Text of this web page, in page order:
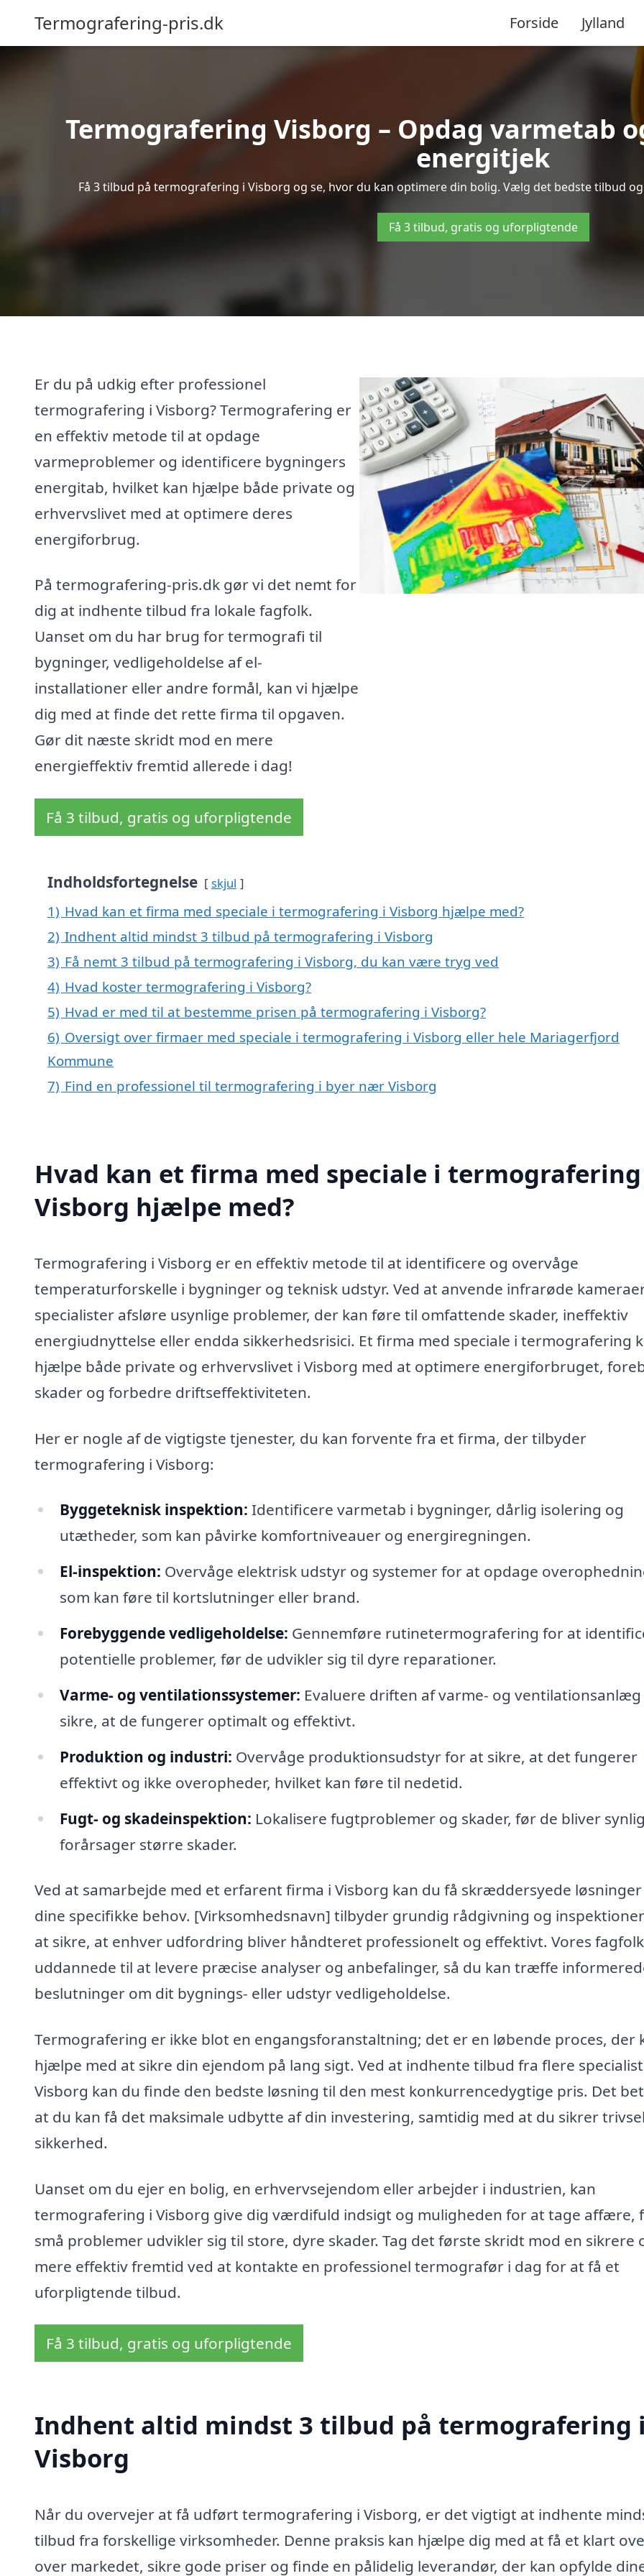
Termografering-pris.dk Forside Jylland
Termografering Visborg – Opdag varmetab
energitjek
Få 3 tilbud på termografering i Visborg og se, hvor du kan optimere din bolig. Vælg det bedste tilbud
Få 3 tilbud, gratis og uforpligtende
Er du på udkig efter professionel
termografering i Visborg? Termografering er
en effektiv metode til at opdage
varmeproblemer og identificere bygningers
energitab, hvilket kan hjælpe både private og
erhvervslivet med at optimere deres
energiforbrug.
På termografering-pris.dk gør vi det nemt for
dig at indhente tilbud fra lokale fagfolk.
Uanset om du har brug for termografi til
bygninger, vedligeholdelse af el-
installationer eller andre formål, kan vi hjælpe
dig med at finde det rette firma til opgaven.
Gør dit næste skridt mod en mere
energieffektiv fremtid allerede i dag!
Få 3 tilbud, gratis og uforpligtende
Indholdsfortegnelse skjul
1) Hvad kan et firma med speciale i termografering i Visborg hjælpe med?
2) Indhent altid mindst 3 tilbud på termografering i Visborg
3) Få nemt 3 tilbud på termografering i Visborg, du kan være tryg ved
4) Hvad koster termografering i Visborg?
5) Hvad er med til at bestemme prisen på termografering i Visborg?
6) Oversigt over firmaer med speciale i termografering i Visborg eller hele Mariagerfjord
Kommune
7) Find en professionel til termografering i byer nær Visborg
Hvad kan et firma med speciale i
Visborg hjælpe med?
Termografering i Visborg er en effektiv metode til at identificere og overvåge
temperaturforskelle i bygninger og teknisk udstyr. Ved at anvende infrarøde
specialister afsløre usynlige problemer, der kan føre til omfattende skader, ineffektiv
energiudnyttelse eller endda sikkerhedsrisici. Et firma med speciale i termografering
hjælpe både private og erhvervslivet i Visborg med at optimere energiforbruget,
skader og forbedre driftseffektiviteten.
Her er nogle af de vigtigste tjenester, du kan forvente fra et firma, der tilbyder
termografering i Visborg:
Byggeteknisk inspektion: Identificere varmetab i bygninger, dårlig isolering og
utætheder, som kan påvirke komfortniveauer og energiregningen.
El-inspektion: Overvåge elektrisk udstyr og systemer for at opdage
som kan føre til kortslutninger eller brand.
Forebyggende vedligeholdelse: Gennemføre rutinetermografering for at
potentielle problemer, før de udvikler sig til dyre reparationer.
Varme- og ventilationssystemer: Evaluere driften af varme- og
sikre, at de fungerer optimalt og effektivt.
Produktion og industri: Overvåge produktionsudstyr for at sikre, at det fungerer
effektivt og ikke overopheder, hvilket kan føre til nedetid.
Fugt- og skadeinspektion: Lokalisere fugtproblemer og skader, før de bliver
forårsager større skader.
Ved at samarbejde med et erfarent firma i Visborg kan du få skræddersyede
dine specifikke behov. [Virksomhedsnavn] tilbyder grundig rådgivning og
at sikre, at enhver udfordring bliver håndteret professionelt og effektivt. Vores
uddannede til at levere præcise analyser og anbefalinger, så du kan træffe
beslutninger om dit bygnings- eller udstyr vedligeholdelse.
Termografering er ikke blot en engangsforanstaltning; det er en løbende proces, der
hjælpe med at sikre din ejendom på lang sigt. Ved at indhente tilbud fra flere
Visborg kan du finde den bedste løsning til den mest konkurrencedygtige pris. Det
at du kan få det maksimale udbytte af din investering, samtidig med at du sikrer
sikkerhed.
Uanset om du ejer en bolig, en erhvervsejendom eller arbejder i industrien, kan
termografering i Visborg give dig værdifuld indsigt og muligheden for at tage affære,
små problemer udvikler sig til store, dyre skader. Tag det første skridt mod en sikrere
mere effektiv fremtid ved at kontakte en professionel termografør i dag for at få et
uforpligtende tilbud.
Få 3 tilbud, gratis og uforpligtende
Indhent altid mindst 3 tilbud på termografering
Visborg
Når du overvejer at få udført termografering i Visborg, er det vigtigt at indhente
tilbud fra forskellige virksomheder. Denne praksis kan hjælpe dig med at få et klart
over markedet, sikre gode priser og finde en pålidelig leverandør, der kan opfylde